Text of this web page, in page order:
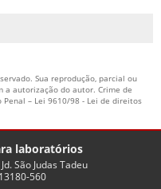
Sua reprodução, parcial ou
a autorização do autor. Crime de
Penal – Lei 9610/98 - Lei de direitos
laboratórios
São Judas Tadeu
560